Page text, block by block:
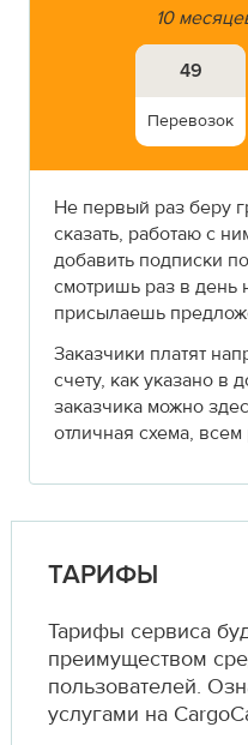
10
49
Перевозок
Не первый раз беру
сказать, работаю с
добавить подписки
смотришь раз в день
присылаешь
Заказчики платят
счету, как указано в
заказчика можно
отличная схема,
ТАРИФЫ
Тарифы сервиса
преимуществом
пользователей.
услугами на